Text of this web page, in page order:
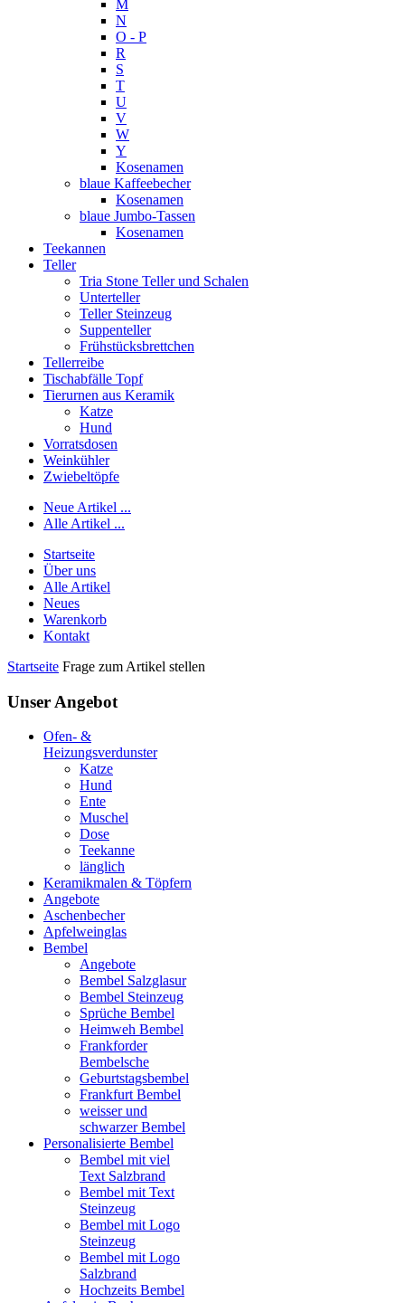
M
N
O - P
R
S
T
U
V
W
Y
Kosenamen
blaue Kaffeebecher
Kosenamen
blaue Jumbo-Tassen
Kosenamen
Teekannen
Teller
Tria Stone Teller und Schalen
Unterteller
Teller Steinzeug
Suppenteller
Frühstücksbrettchen
Tellerreibe
Tischabfälle Topf
Tierurnen aus Keramik
Katze
Hund
Vorratsdosen
Weinkühler
Zwiebeltöpfe
Neue Artikel ...
Alle Artikel ...
Startseite
Über uns
Alle Artikel
Neues
Warenkorb
Kontakt
Startseite Frage zum Artikel stellen
Unser Angebot
Ofen- &
Heizungsverdunster
Katze
Hund
Ente
Muschel
Dose
Teekanne
länglich
Keramikmalen & Töpfern
Angebote
Aschenbecher
Apfelweinglas
Bembel
Angebote
Bembel Salzglasur
Bembel Steinzeug
Sprüche Bembel
Heimweh Bembel
Frankforder
Bembelsche
Geburtstagsbembel
Frankfurt Bembel
weisser und
schwarzer Bembel
Personalisierte Bembel
Bembel mit viel
Text Salzbrand
Bembel mit Text
Steinzeug
Bembel mit Logo
Steinzeug
Bembel mit Logo
Salzbrand
Hochzeits Bembel